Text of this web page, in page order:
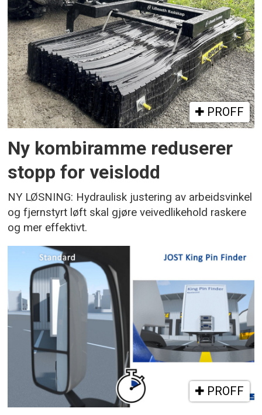
PROFF
Ny kombiramme reduserer
stopp for veislodd
NY LØSNING: Hydraulisk justering av arbeidsvinkel
og fjernstyrt løft skal gjøre veivedlikehold raskere
og mer effektivt.
PROFF